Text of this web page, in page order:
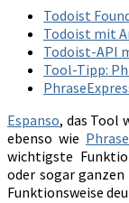
Todoist
Todoist mit
Todoist-API
Tool-Tipp:
Espanso, das Tool
ebenso wie
wichtigste
oder sogar
Funktionsweise